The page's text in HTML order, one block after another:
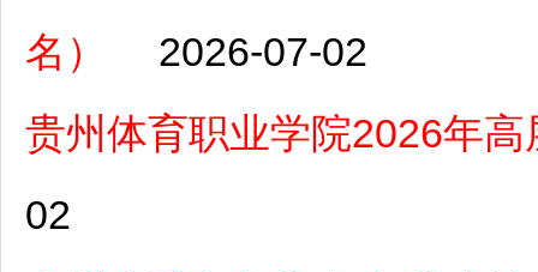
名）
2026-07-02
贵州体育职业学院2026年
02